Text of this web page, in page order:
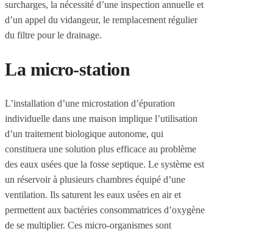
surcharges, la nécessité d’une inspection annuelle et
d’un appel du vidangeur, le remplacement régulier
du filtre pour le drainage.
La micro-station
L’installation d’une microstation d’épuration
individuelle dans une maison implique l’utilisation
d’un traitement biologique autonome, qui
constituera une solution plus efficace au problème
des eaux usées que la fosse septique. Le système est
un réservoir à plusieurs chambres équipé d’une
ventilation. Ils saturent les eaux usées en air et
permettent aux bactéries consommatrices d’oxygène
de se multiplier. Ces micro-organismes sont